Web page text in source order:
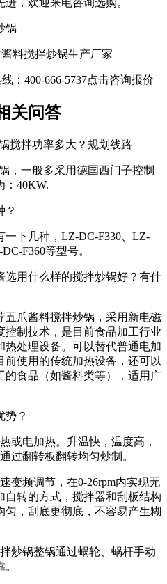
料搅拌炒锅生产厂家
：400-666-5737点击咨询报价
关问答
搅拌功率多大？规划线路
，一般多采用德国西门子控制
：40KW.
？
下几种，LZ-DC-F330、LZ-
F360等型号。
用什么样的搅拌炒锅好？有什
爪酱料搅拌炒锅，采用新电磁
控制技术，是目前食品加工行业
热处理设备。可以替代普通电加
使用的传统加热设备，还可以
的食品（如酱料类等），适用广
势？
或电加热。升温快，温度高，
过翻转板翻转均匀炒制。
频调节，在0-26rpm内实现无
转的方式，搅拌器和刮板结构
，刮底更彻底，不容易产生糊
锅整锅通过蜗轮、蜗杆手动